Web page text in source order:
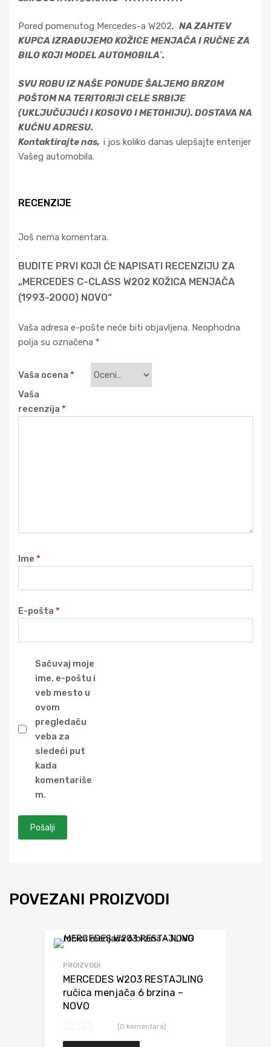
Pored pomenutog Mercedes-a W202, NA ZAHTEV
KUPCA IZRAĐUJEMO KOŽICE MENJAČA I RUČNE ZA
BILO KOJI MODEL AUTOMOBILA`.
SVU ROBU IZ NAŠE PONUDE ŠALJEMO BRZOM
POŠTOM NA TERITORIJI CELE SRBIJE
(UKLJUČUJUĆI I KOSOVO I METOHIJU). DOSTAVA NA
KUĆNU ADRESU.
Kontaktirajte nas, i jos koliko danas ulepšajte enterijer
Vašeg automobila.
RECENZIJE
Još nema komentara.
BUDITE PRVI KOJI ĆE NAPISATI RECENZIJU ZA
„MERCEDES C-CLASS W202 KOŽICA MENJAČA
(1993-2000) NOVO“
Vaša adresa e-pošte neće biti objavljena. Neophodna
polja su označena *
Vaša ocena *
Vaša
recenzija *
Ime *
E-pošta *
Sačuvaj moje
ime, e-poštu i
veb mesto u
ovom
pregledaču
veba za
sledeći put
kada
komentariše
m.
POVEZANI PROIZVODI
PROIZVODI
MERCEDES W203 RESTAJLING
ručica menjača 6 brzina –
NOVO
(0 komentara)